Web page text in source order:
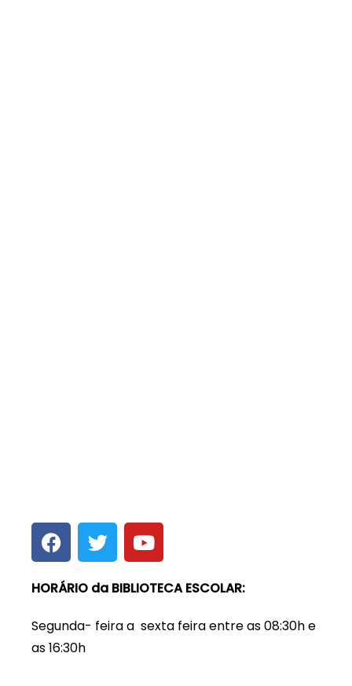
HORÁRIO da BIBLIOTECA ESCOLAR:
Segunda- feira a sexta feira entre as 08:30h e
as 16:30h